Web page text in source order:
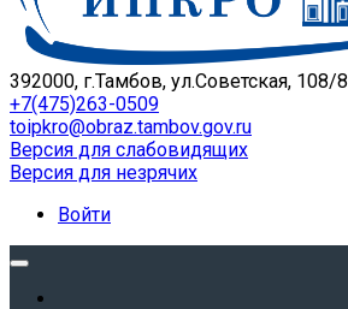
392000, г.Тамбов, ул.Советская, 108/8
+7(475)263-0509
toipkro@obraz.tambov.gov.ru
Версия для слабовидящих
Версия для незрячих
Войти